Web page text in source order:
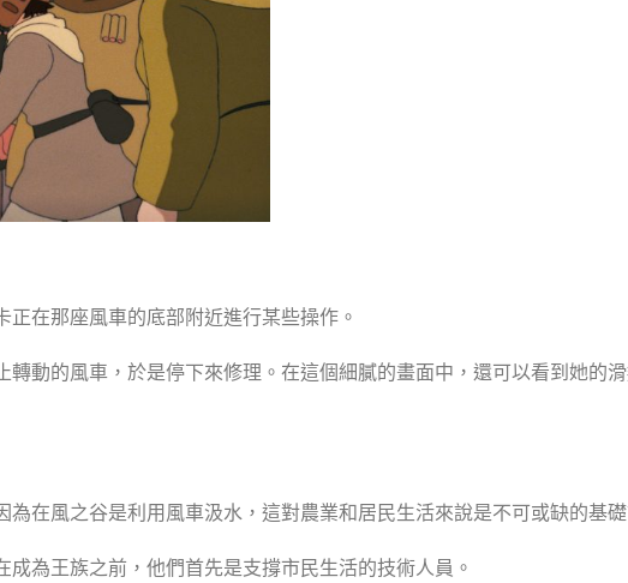
在那座風車的底部附近進行某些操作。
動的風車，於是停下來修理。在這個細膩的畫面中，還可以看到她的
在風之谷是利用風車汲水，這對農業和居民生活來說是不可或缺的基
為王族之前，他們首先是支撐市民生活的技術人員。